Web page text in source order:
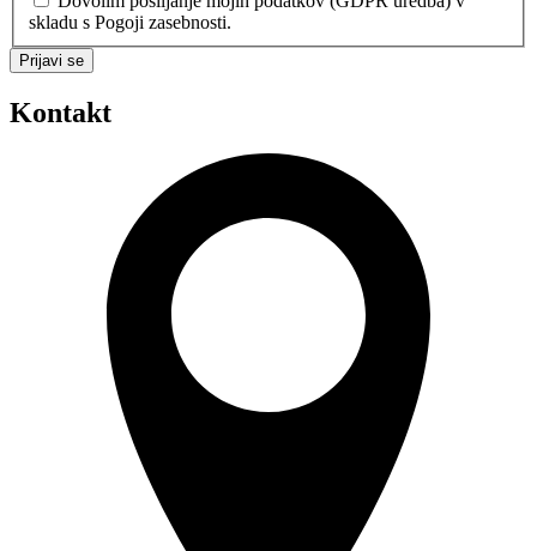
skladu s Pogoji zasebnosti.
Prijavi se
Kontakt